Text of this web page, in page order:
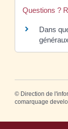
Questions ?
Dans
© Direction de
comarquage